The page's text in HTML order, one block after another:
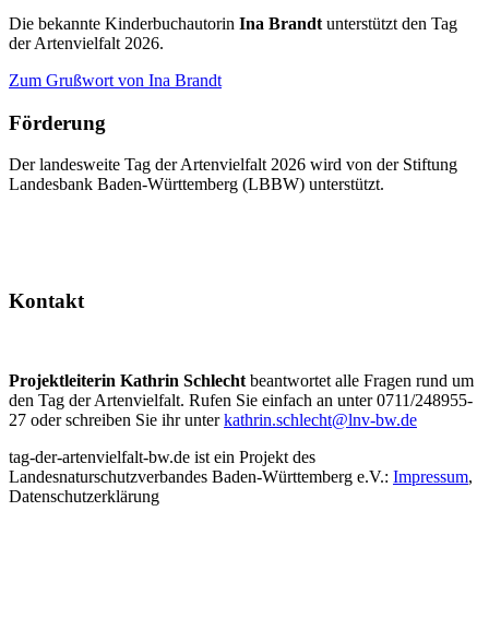
Die bekannte Kinderbuchautorin Ina Brandt unterstützt den Tag
der Artenvielfalt 2026.
Zum Grußwort von Ina Brandt
Förderung
Der landesweite Tag der Artenvielfalt 2026 wird von der Stiftung
Landesbank Baden-Württemberg (LBBW) unterstützt.
Kontakt
Projektleiterin Kathrin Schlecht beantwortet alle Fragen rund um
den Tag der Artenvielfalt. Rufen Sie einfach an unter 0711/248955-
27 oder schreiben Sie ihr unterkathrin.schlecht@lnv-bw.de
tag-der-artenvielfalt-bw.de ist ein Projekt des
Landesnaturschutzverbandes Baden-Württemberg e.V.: Impressum,
Datenschutzerklärung